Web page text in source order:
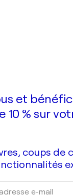
et
10 % sur
coups de